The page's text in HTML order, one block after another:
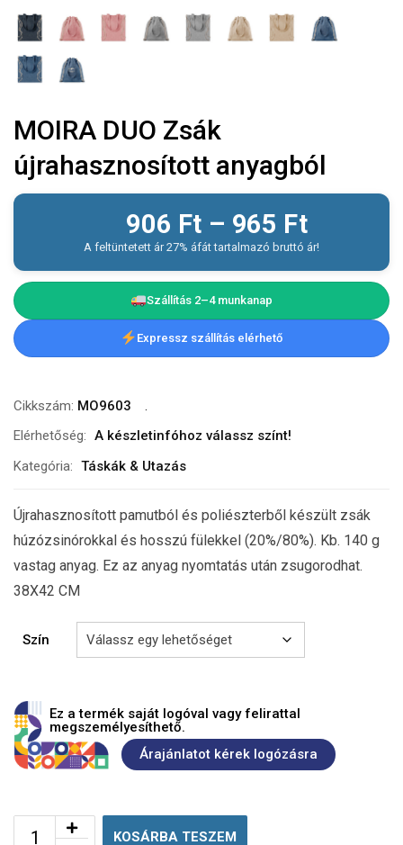
MOIRA DUO Zsák
újrahasznosított anyagból
906 Ft – 965 Ft
A feltüntetett ár 27% áfát tartalmazó bruttó ár!
Szállítás 2–4 munkanap
Expressz szállítás elérhető
Cikkszám: MO9603
Elérhetőség: A készletinfóhoz válassz színt!
Kategória: Táskák & Utazás
Újrahasznosított pamutból és poliészterből készült zsák
húzózsinórokkal és hosszú fülekkel (20%/80%). Kb. 140 g
vastag anyag. Ez az anyag nyomtatás után zsugorodhat.
38X42 CM
Szín
Ez a termék saját logóval vagy felirattal
megszemélyesíthető.
Árajánlatot kérek logózásra
KOSÁRBA TESZEM